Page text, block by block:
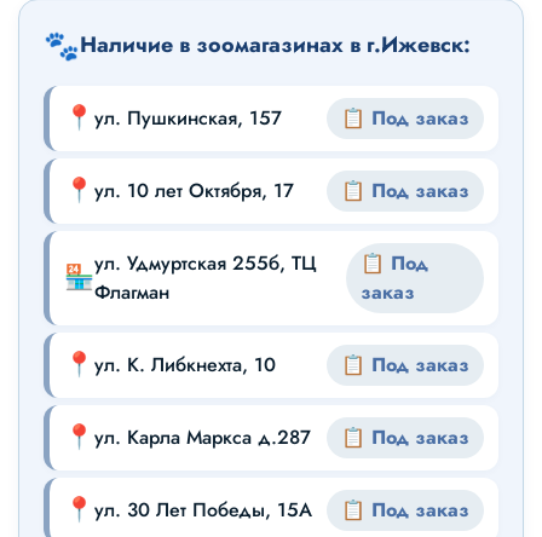
🐾Наличие в зоомагазинах в г.Ижевск:
📍 ул. Пушкинская, 157 📋 Под заказ
📍 ул. 10 лет Октября, 17 📋 Под заказ
🏪ул. Удмуртская 255б, ТЦ
Флагман
📋 Под
заказ
📍 ул. К. Либкнехта, 10 📋 Под заказ
📍 ул. Карла Маркса д.287 📋 Под заказ
📍 ул. 30 Лет Победы, 15А 📋 Под заказ